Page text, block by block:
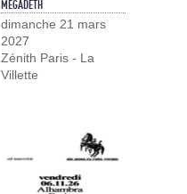
MEGADETH
dimanche 21 mars
2027
Zénith Paris - La
Villette